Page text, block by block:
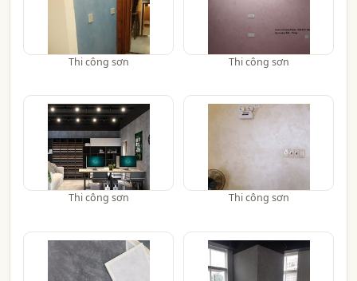
Thi công sơn Thi công sơn
Thi công sơn Thi công sơn